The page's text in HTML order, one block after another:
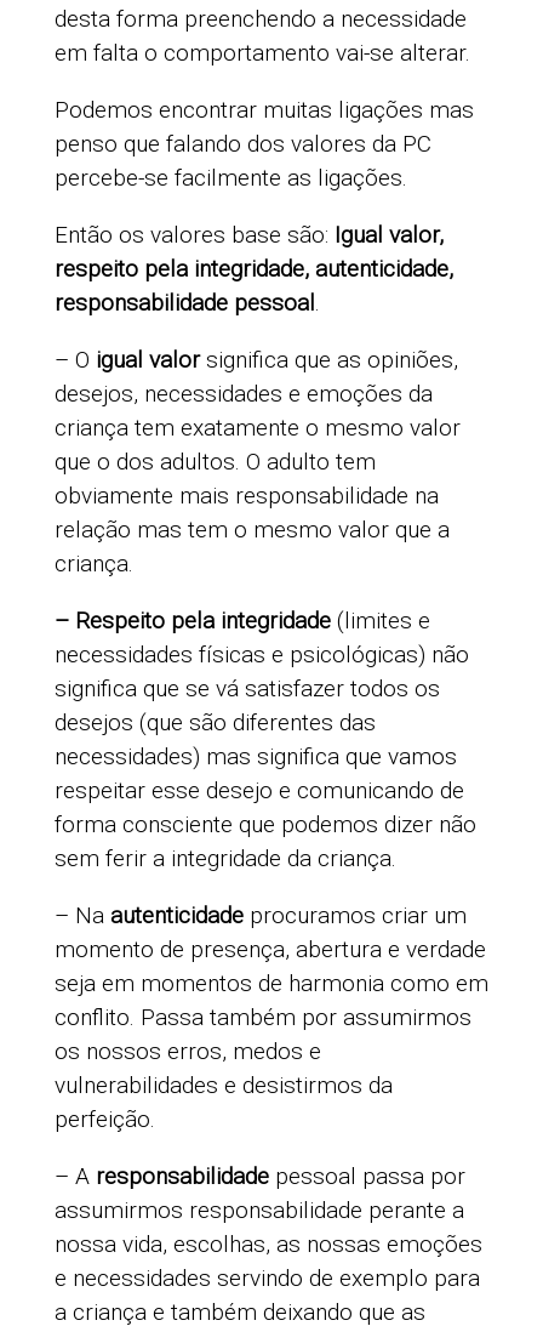
desta forma preenchendo a necessidade
em falta o comportamento vai-se alterar.
Podemos encontrar muitas ligações mas
penso que falando dos valores da PC
percebe-se facilmente as ligações.
Então os valores base são: Igual valor,
respeito pela integridade, autenticidade,
responsabilidade pessoal.
– O igual valorsignifica que as opiniões,
desejos, necessidades e emoções da
criança tem exatamente o mesmo valor
que o dos adultos. O adulto tem
obviamente mais responsabilidade na
relação mas tem o mesmo valor que a
criança.
– Respeito pela integridade(limites e
necessidades físicas e psicológicas) não
significa que se vá satisfazer todos os
desejos (que são diferentes das
necessidades) mas significa que vamos
respeitar esse desejo e comunicando de
forma consciente que podemos dizer não
sem ferir a integridade da criança.
– Na autenticidadeprocuramos criar um
momento de presença, abertura e verdade
seja em momentos de harmonia como em
conflito. Passa também por assumirmos
os nossos erros, medos e
vulnerabilidades e desistirmos da
perfeição.
– A responsabilidadepessoal passa por
assumirmos responsabilidade perante a
nossa vida, escolhas, as nossas emoções
e necessidades servindo de exemplo para
a criança e também deixando que as